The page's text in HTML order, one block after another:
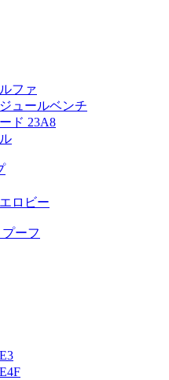
ファ
ュールベンチ
ド 23A8
ロビー
ーフ